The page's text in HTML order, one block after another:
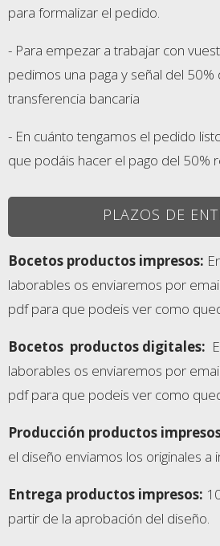
para formalizar el pedido.
- Para empezar a trabajar con
pedimos una paga y señal del
transferencia bancaria
- En cuánto tengamos el pedido
que podáis hacer el pago del 50%
PLAZOS DE
Bocetos productos impresos:
laborables os enviaremos por
pdf para que podeis ver como
Bocetos productos digitales:
laborables os enviaremos por
pdf para que podeis ver como
Producción productos
el diseño enviamos los originales a
Entrega productos impresos:
partir de la aprobación del diseño.